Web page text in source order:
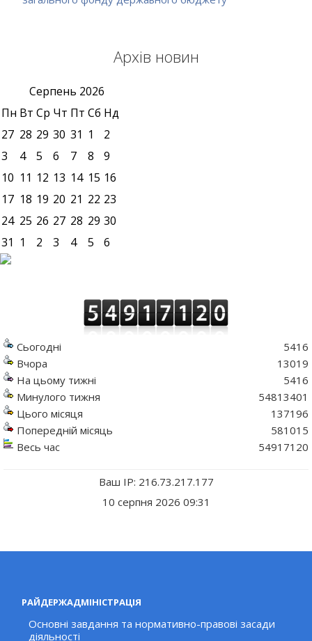
Архів новин
Серпень 2026
Пн Вт Ср Чт Пт Сб Нд
27 28 29 30 31 1
2
3
4 5 6 7 8
9
10 11 12 13 14 15 16
17 18 19 20 21 22 23
24 25 26 27 28 29 30
31 1 2 3 4 5 6
Сьогодні
Вчора
На цьому тижні
Минулого тижня
Цього місяця
Попередній місяць
Весь час
5416
13019
5416
54813401
137196
581015
54917120
Ваш IP: 216.73.217.177
10 серпня 2026 09:31
РАЙДЕРЖАДМІНІСТРАЦІЯ
Основні завдання та нормативно-правові засади
діяльності